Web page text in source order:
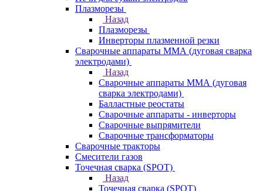
Плазморезы
Назад
Плазморезы
Инверторы плазменной резки
Сварочные аппараты ММА (дуговая сварка
электродами)
Назад
Сварочные аппараты ММА (дуговая
сварка электродами)
Балластные реостаты
Сварочные аппараты - инверторы
Сварочные выпрямители
Сварочные трансформаторы
Сварочные тракторы
Смесители газов
Точечная сварка (SPOT)
Назад
Точечная сварка (SPOT)